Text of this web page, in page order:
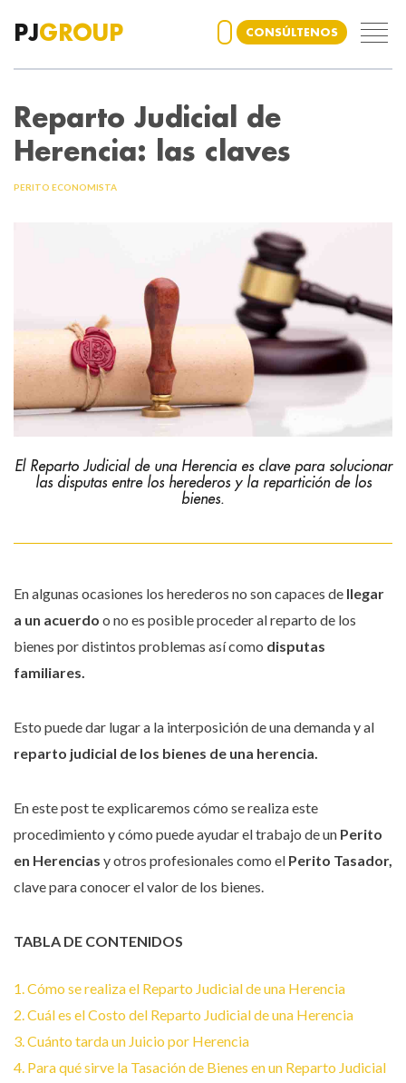
PJGROUP CONSÚLTENOS
Reparto Judicial de
Herencia: las claves
PERITO ECONOMISTA
El Reparto Judicial de una Herencia es clave para solucionar
las disputas entre los herederos y la repartición de los
bienes.
En algunas ocasiones los herederos no son capaces de llegar
a un acuerdo o no es posible proceder al reparto de los
bienes por distintos problemas así como disputas
familiares.
Esto puede dar lugar a la interposición de una demanda y al
reparto judicial de los bienes de una herencia.
En este post te explicaremos cómo se realiza este
procedimiento y cómo puede ayudar el trabajo de un Perito
en Herencias y otros profesionales como el Perito Tasador,
clave para conocer el valor de los bienes.
TABLA DE CONTENIDOS
1. Cómo se realiza el Reparto Judicial de una Herencia
2. Cuál es el Costo del Reparto Judicial de una Herencia
3. Cuánto tarda un Juicio por Herencia
4. Para qué sirve la Tasación de Bienes en un Reparto Judicial